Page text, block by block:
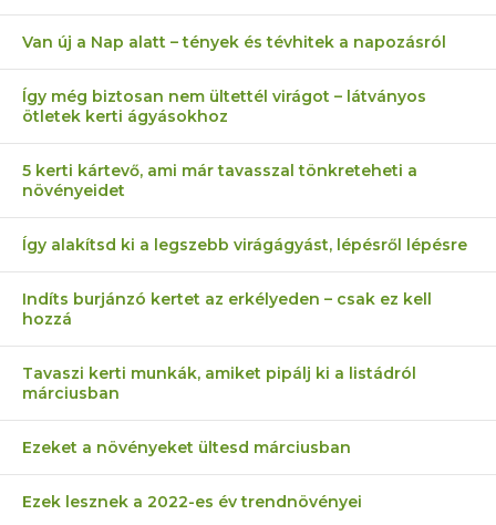
Van új a Nap alatt – tények és tévhitek a napozásról
Így még biztosan nem ültettél virágot – látványos
ötletek kerti ágyásokhoz
5 kerti kártevő, ami már tavasszal tönkreteheti a
növényeidet
Így alakítsd ki a legszebb virágágyást, lépésről lépésre
Indíts burjánzó kertet az erkélyeden – csak ez kell
hozzá
Tavaszi kerti munkák, amiket pipálj ki a listádról
márciusban
Ezeket a növényeket ültesd márciusban
Ezek lesznek a 2022-es év trendnövényei